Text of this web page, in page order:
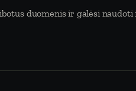
duomenis ir galėsi